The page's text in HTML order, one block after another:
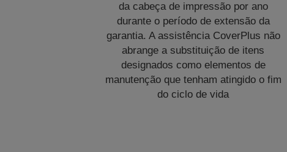
da cabeça de impressão por ano
durante o período de extensão da
garantia. A assistência CoverPlus não
abrange a substituição de itens
designados como elementos de
manutenção que tenham atingido o fim
do ciclo de vida